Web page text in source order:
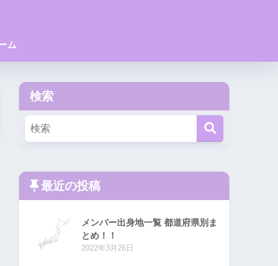
ム
検索
最近の投稿
メンバー出身地一覧 都道府県別ま
とめ！！
2022年3月26日